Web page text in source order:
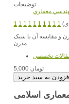
توضیحات
معماري
1 1 1 1 1 1 1 1 1 1
و مقایسه آن با سبک
تخصصي
5,000 تومان
معماری اسلامی